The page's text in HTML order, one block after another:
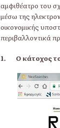
αμφιθέατρο του
μέσω της
οικονομικής
περιβαλλοντικά
1. O κάτοχος